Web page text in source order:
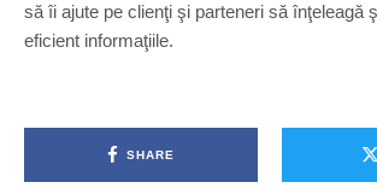
să îi ajute pe clienţi şi parteneri să înţeleagă
eficient informaţiile.
SHARE